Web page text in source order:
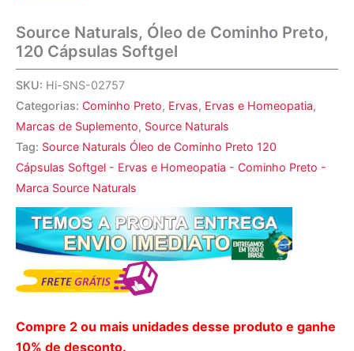
Source Naturals, Óleo de Cominho Preto,
120 Cápsulas Softgel
SKU: Hi-SNS-02757
Categorias: Cominho Preto, Ervas, Ervas e Homeopatia,
Marcas de Suplemento, Source Naturals
Tag: Source Naturals Óleo de Cominho Preto 120
Cápsulas Softgel - Ervas e Homeopatia - Cominho Preto -
Marca Source Naturals
Compre 2 ou mais unidades desse produto e ganhe
10% de desconto.